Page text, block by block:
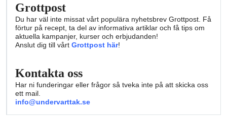
Grottpost
Du har väl inte missat vårt populära nyhetsbrev Grottpost. Få
förtur på recept, ta del av informativa artiklar och få tips om
aktuella kampanjer, kurser och erbjudanden!
Anslut dig till vårt Grottpost här!
Kontakta oss
Har ni funderingar eller frågor så tveka inte på att skicka oss
ett mail.
info@undervarttak.se